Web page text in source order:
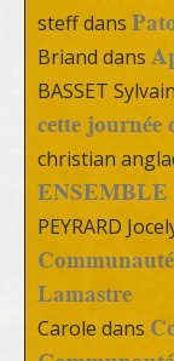
steffdans
Briand dans
BASSET Sylvain
cette
christian
ENSEMBLE
PEYRARD
Lamastre
Carole dans